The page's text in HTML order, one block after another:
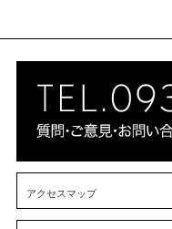
アクセスマップ